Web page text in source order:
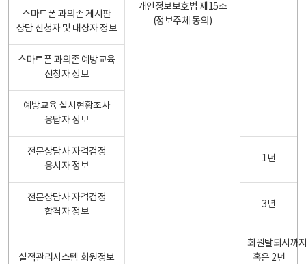
개인정보보호법 제15조
(정보주체 동의)
스마트폰 과의존 게시판
상담 신청자 및 대상자 정보
스마트폰 과의존 예방교육
신청자 정보
예방교육 실시현황조사
응답자 정보
전문상담사 자격검정
응시자 정보
1년
전문상담사 자격검정
합격자 정보
3년
실적관리시스템 회원정보
회원탈퇴시까
혹은 2년